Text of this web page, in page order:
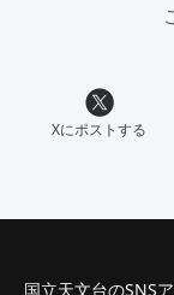
Xにポストする
国立天文台のSNS